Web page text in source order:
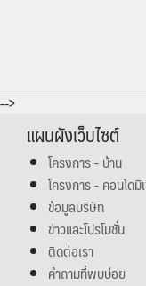
-->
แผนผังเว็บไซต์
โครงการ - บ้าน
โครงการ - คอนโดมิ
ข้อมูลบริษัท
ข่าวและโปรโมชั่น
ติดต่อเรา
คำถามที่พบบ่อย